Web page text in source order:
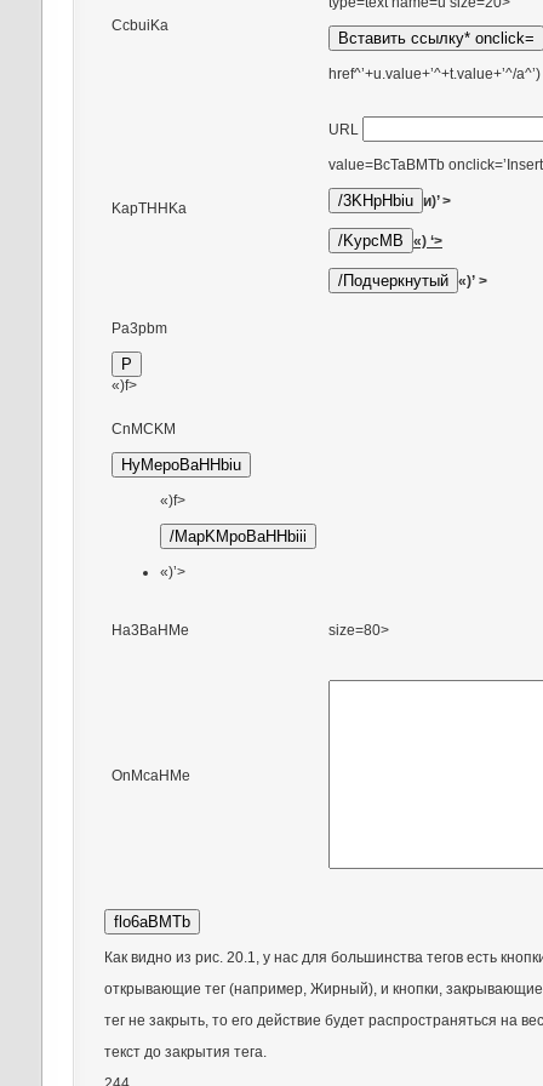
CcbuiKa
href^’+u.value+’^+t.value+’^/a^’)
KapTHHKa
URL
value=BcTaBMTb
и)’ >
«) ‘>
«)’ >
Pa3pbm
«)f>
CnMCKM
«)f>
«)’>
Ha3BaHMe size=80>
OnMcaHMe
Как видно из рис. 20.1, у нас для большинства тегов есть
открывающие тег (например, Жирный), и кнопки,
тег не закрыть, то его действие будет распространяться на
текст до закрытия тега.